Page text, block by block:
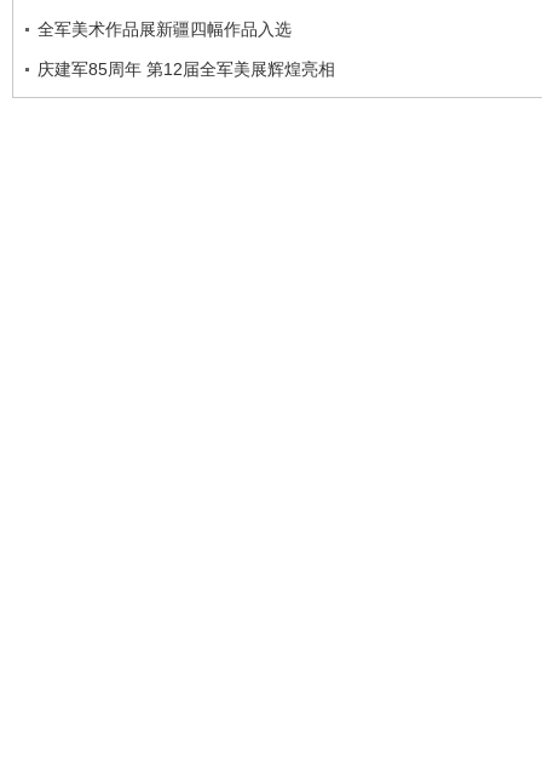
全军美术作品展新疆四幅作品入选
庆建军85周年 第12届全军美展辉煌亮相